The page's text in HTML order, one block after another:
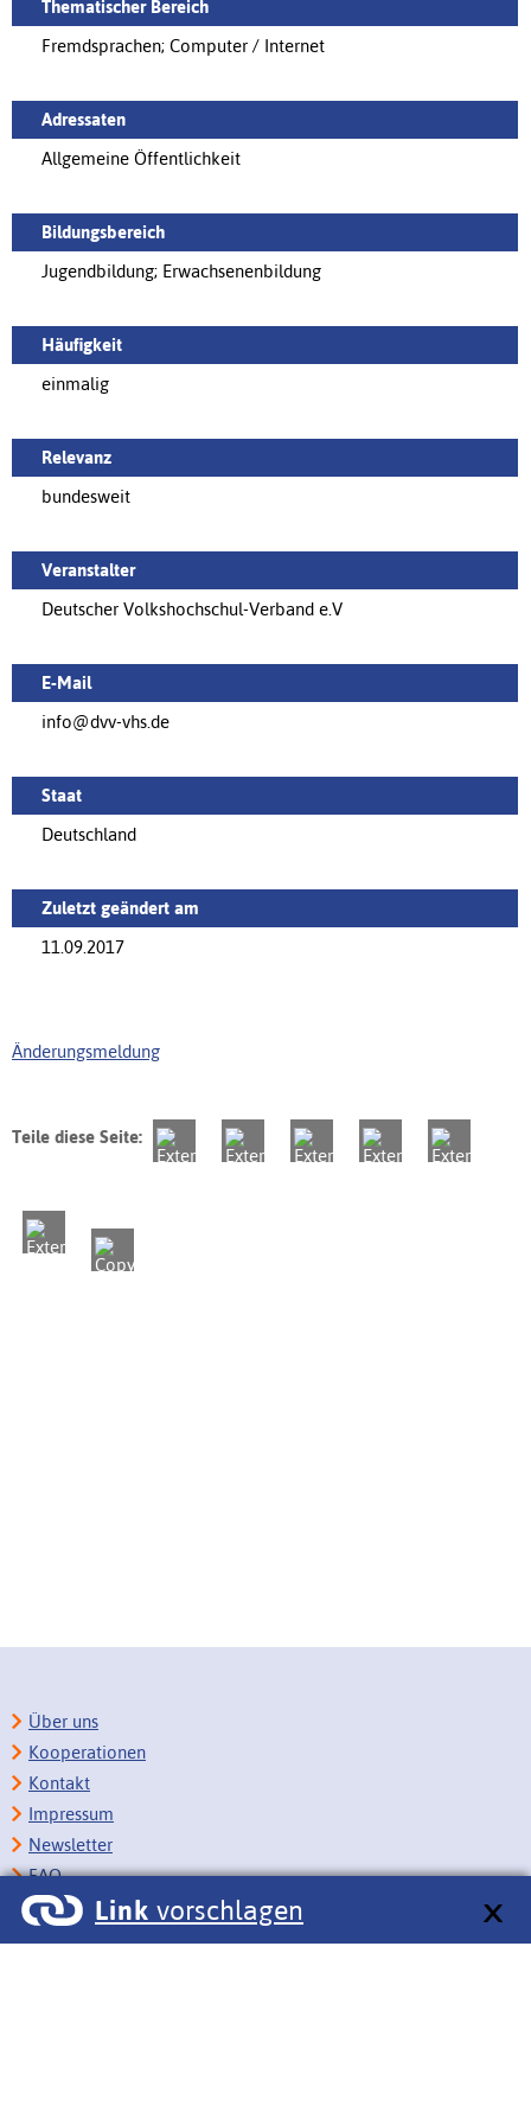
Thematischer Bereich
Fremdsprachen; Computer / Internet
Adressaten
Allgemeine Öffentlichkeit
Bildungsbereich
Jugendbildung; Erwachsenenbildung
Häufigkeit
einmalig
Relevanz
bundesweit
Veranstalter
Deutscher Volkshochschul-Verband e.V
E-Mail
info@dvv-vhs.de
Staat
Deutschland
Zuletzt geändert am
11.09.2017
Änderungsmeldung
Teile diese Seite:
Link vorschlagen
Über uns
Kooperationen
Kontakt
Impressum
Newsletter
FAQ
Copyright